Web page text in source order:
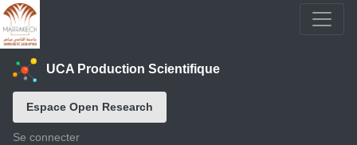
UCA Production Scientifique
Espace Open Research
Se connecter